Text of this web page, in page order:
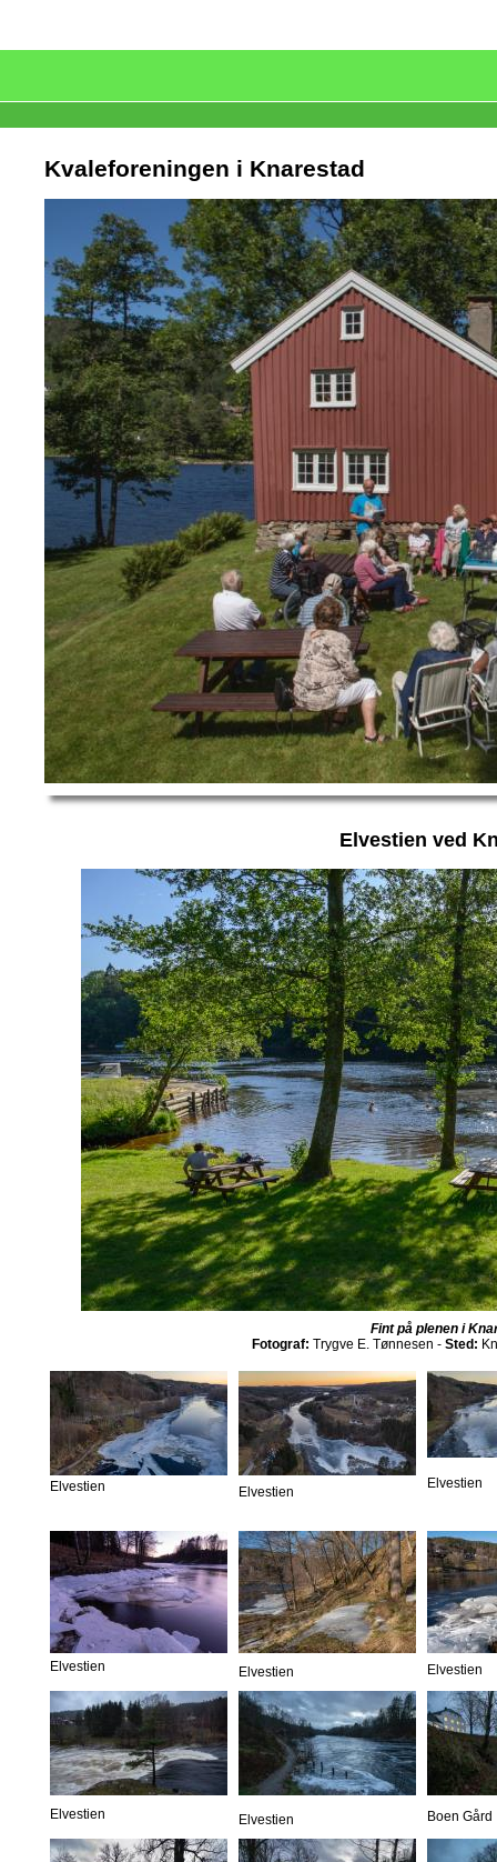
Kvaleforeningen i Knarestad
Elvestien ved
Fint på plenen i
Fotograf: Trygve E. Tønnesen -Sted:
Elvestien Elvestien
Elvestien
Elvestien Elvestien Elvestien
Elvestien Elvestien Boen Gård